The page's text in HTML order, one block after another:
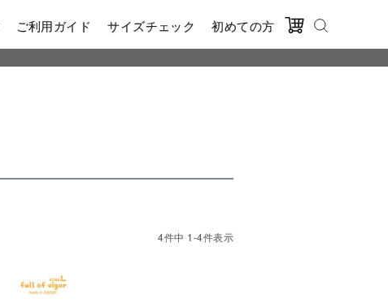
ご利用ガイド サイズチェック 初めての方
4件中 1-4件表示